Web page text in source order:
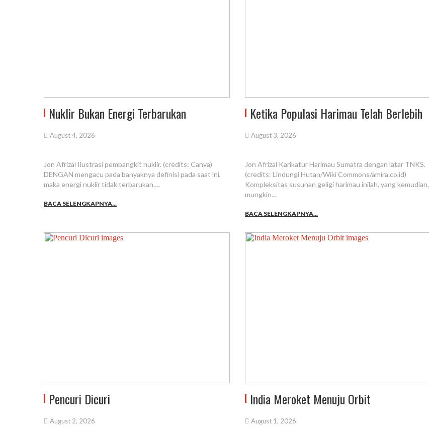
Nuklir Bukan Energi Terbarukan
August 4, 2026
Jon Afrizal Ilustrasi pembangkit nuklir. (credits: Canva)
DENGAN mengacu pada banyaknya definisi pada saat ini,
maka energi nuklir tidak terbarukan….
BACA SELENGKAPNYA...
Ketika Populasi Harimau Telah Berlebih
August 3, 2026
Jon Afrizal Karikatur Harimau Sumatra dengan latar TNKS.
(credits: Lindungi Hutan/Wiki Commons/amira.co.id)
Kompleksitas susunan geligi harimau inilah, yang kemudian,
mungkin…
BACA SELENGKAPNYA...
Pencuri Dicuri
August 2, 2026
India Meroket Menuju Orbit
August 1, 2026